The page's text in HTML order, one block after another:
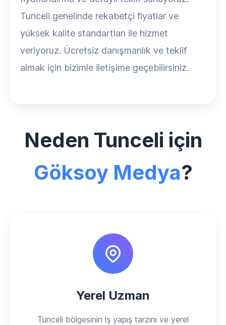
Tunceli genelinde rekabetçi fiyatlar ve
yüksek kalite standartları ile hizmet
veriyoruz. Ücretsiz danışmanlık ve teklif
almak için bizimle iletişime geçebilirsiniz.
Neden Tunceli için
Göksoy Medya?
Yerel Uzman
Tunceli bölgesinin iş yapış tarzını ve yerel